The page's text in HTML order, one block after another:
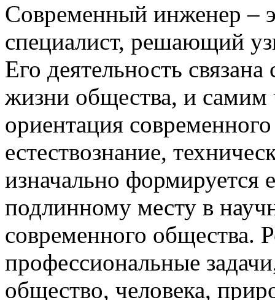
Современный инженер –
специалист, решающий
Его деятельность
жизни общества, и самим
ориентация
естествознание,
изначально формируется
подлинному месту в
современного общества.
профессиональные
общество, человека,